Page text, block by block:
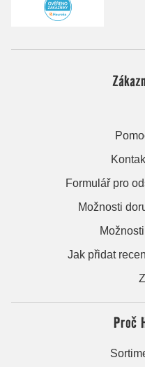
Formulář pro
Možnosti
Jak přidat
Proč